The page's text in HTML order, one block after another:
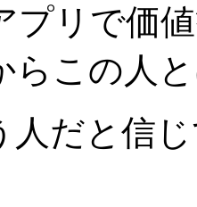
プリで価
らこの人
人だと信